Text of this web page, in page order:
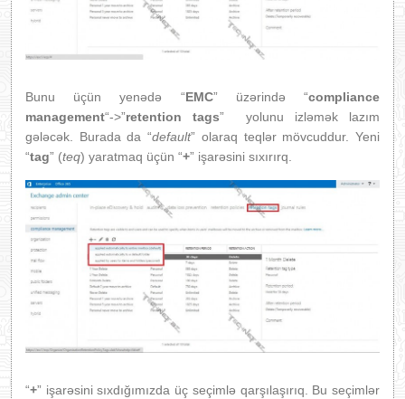
Bunu üçün yenədə “EMC” üzərində “compliance
management“->”retention tags” yolunu izləmək lazım
gələcək. Burada da “default” olaraq teqlər mövcuddur. Yeni
“tag” (teq) yaratmaq üçün “+” işarəsini sıxırırq.
“+” işarəsini sıxdığımızda üç seçimlə qarşılaşırıq. Bu seçimlər